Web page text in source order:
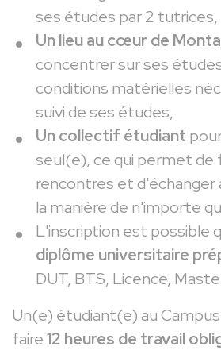
ses études par 2 tutrices,
Un lieu au cœur de
concentrer sur ses
conditions matérielles
suivi de ses études,
Un collectif étudiant
seul(e), ce qui permet de
rencontres et d'échanger
la manière de n'importe
L'inscription est possible
diplôme universitaire
DUT, BTS, Licence,
Un(e) étudiant(e) au
faire12 heures de travail